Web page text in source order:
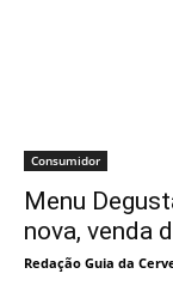
Consumidor
Menu
nova, venda
Redação Guia da